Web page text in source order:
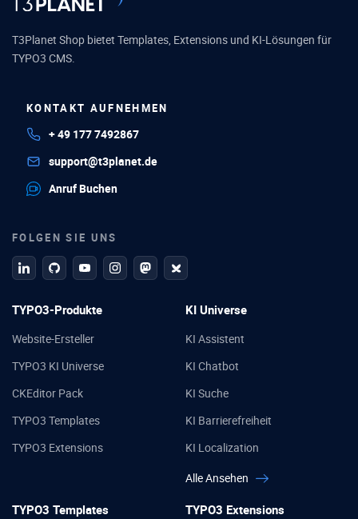
T3Planet Shop bietet Templates, Extensions und KI-Lösungen für
TYPO3 CMS.
KONTAKT AUFNEHMEN
+ 49 177 7492867
support@t3planet.de
Anruf Buchen
FOLGEN SIE UNS
linkedingithubYoutubeInstagramMastodonBluesky
TYPO3-Produkte
Website-Ersteller
TYPO3 KI Universe
CKEditor Pack
TYPO3 Templates
TYPO3 Extensions
KI Universe
KI Assistent
KI Chatbot
KI Suche
KI Barrierefreiheit
KI Localization
Alle Ansehen
TYPO3 Templates TYPO3 Extensions